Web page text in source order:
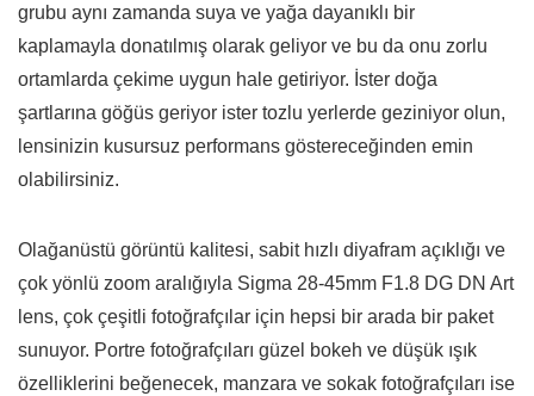
grubu aynı zamanda suya ve yağa dayanıklı bir
kaplamayla donatılmış olarak geliyor ve bu da onu zorlu
ortamlarda çekime uygun hale getiriyor. İster doğa
şartlarına göğüs geriyor ister tozlu yerlerde geziniyor olun,
lensinizin kusursuz performans göstereceğinden emin
olabilirsiniz.
Olağanüstü görüntü kalitesi, sabit hızlı diyafram açıklığı ve
çok yönlü zoom aralığıyla Sigma 28-45mm F1.8 DG DN Art
lens, çok çeşitli fotoğrafçılar için hepsi bir arada bir paket
sunuyor. Portre fotoğrafçıları güzel bokeh ve düşük ışık
özelliklerini beğenecek, manzara ve sokak fotoğrafçıları ise